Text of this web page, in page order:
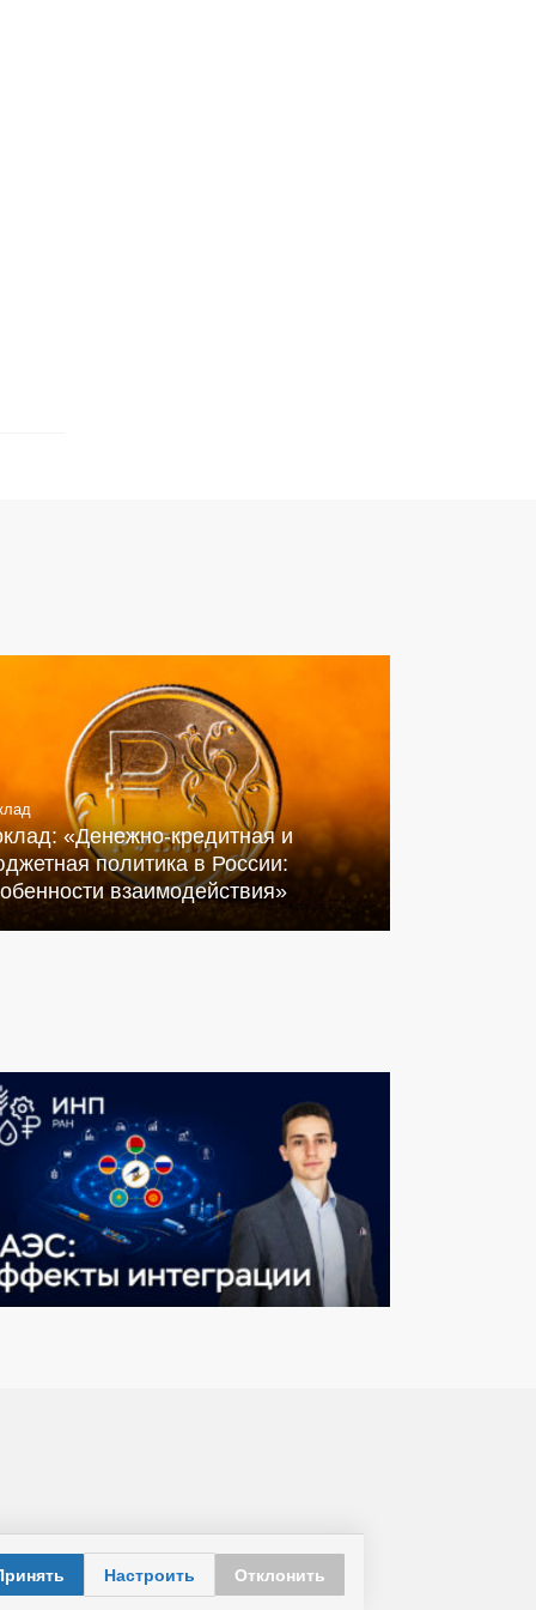
«Денежно-кредитная и
политика в России:
взаимодействия»
Настроить Отклонить